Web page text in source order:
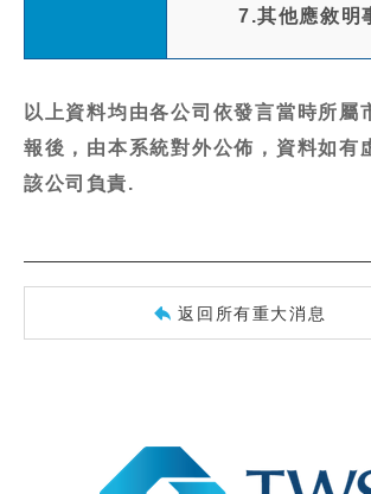
7.其他應敘明
以上資料均由各公司依發言當時所屬
報後，由本系統對外公佈，資料如有
該公司負責.
返回所有重大消息